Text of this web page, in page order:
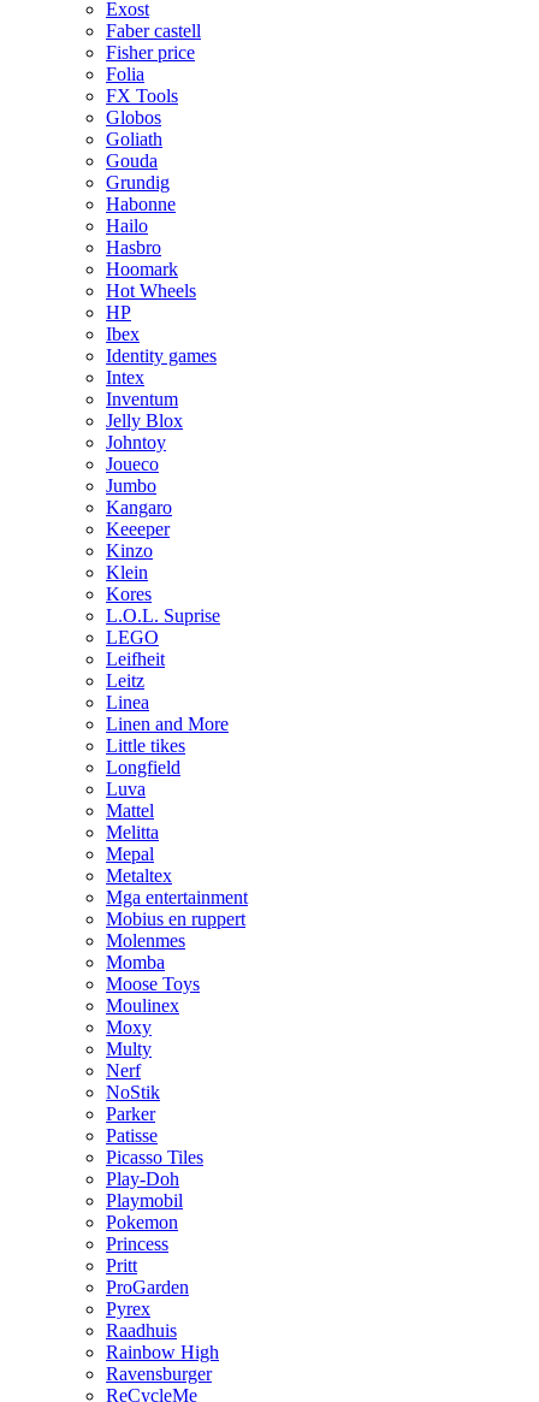
Exost
Faber castell
Fisher price
Folia
FX Tools
Globos
Goliath
Gouda
Grundig
Habonne
Hailo
Hasbro
Hoomark
Hot Wheels
HP
Ibex
Identity games
Intex
Inventum
Jelly Blox
Johntoy
Joueco
Jumbo
Kangaro
Keeeper
Kinzo
Klein
Kores
L.O.L. Suprise
LEGO
Leifheit
Leitz
Linea
Linen and More
Little tikes
Longfield
Luva
Mattel
Melitta
Mepal
Metaltex
Mga entertainment
Mobius en ruppert
Molenmes
Momba
Moose Toys
Moulinex
Moxy
Multy
Nerf
NoStik
Parker
Patisse
Picasso Tiles
Play-Doh
Playmobil
Pokemon
Princess
Pritt
ProGarden
Pyrex
Raadhuis
Rainbow High
Ravensburger
ReCycleMe